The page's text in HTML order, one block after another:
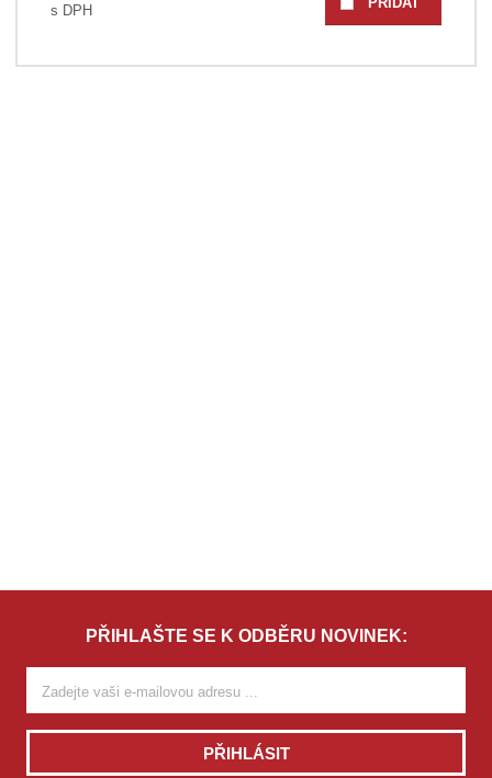
PŘIHLAŠTE SE K ODBĚRU NOVINEK:
PŘIHLÁSIT